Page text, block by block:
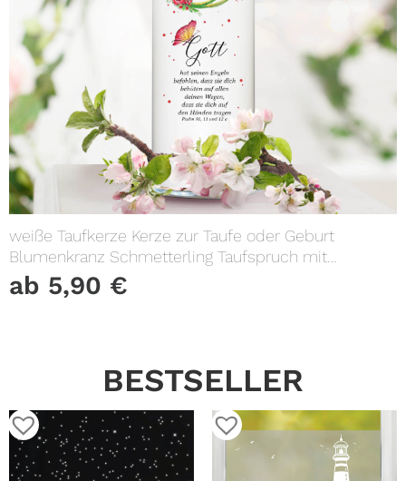
weiße Taufkerze Kerze zur Taufe oder Geburt
Blumenkranz Schmetterling Taufspruch mit
Wunschname & Datum
ab 5,90 €
BESTSELLER